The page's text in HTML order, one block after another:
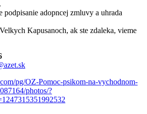
podpisanie adopncej zmluvy a uhrada
Kapusanoch, ak ste zdaleka, vieme
pg/OZ-Pomoc-psikom-na-vychodnom-
photos/?